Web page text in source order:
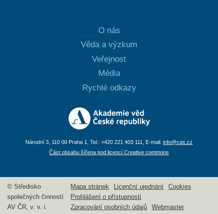
O nás
Věda a výzkum
Veřejnost
Média
Rychlé odkazy
Národní 3, 110 00 Praha 1, Tel.: +420 221 403 111, E-mail: info@cas.cz
Část obsahu šířena pod licencí Creative commons
© Středisko
společných činností
AV ČR, v. v. i.
Mapa stránek Licenční ujednání
Cookies
Prohlášení o přístupnosti
Zpracování osobních údajů
Webmaster